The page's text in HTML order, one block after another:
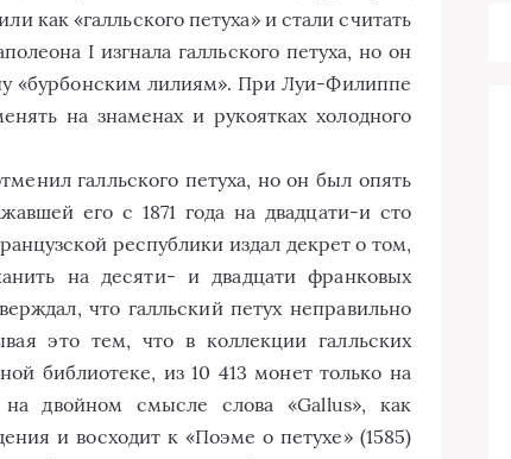
как «галльского петуха» и стали считать
I изгнала галльского петуха, но он
«бурбонским лилиям». При Луи-Филиппе
на знаменах и рукоятках холодного
галльского петуха, но он был опять
его с 1871 года на двадцати-и сто
республики издал декрет о том,
на десяти- и двадцати франковых
что галльский петух неправильно
это тем, что в коллекции галльских
библиотеке, из 10 413 монет только на
двойном смысле слова «Gallus», как
и восходит к «Поэме о петухе» (1585)